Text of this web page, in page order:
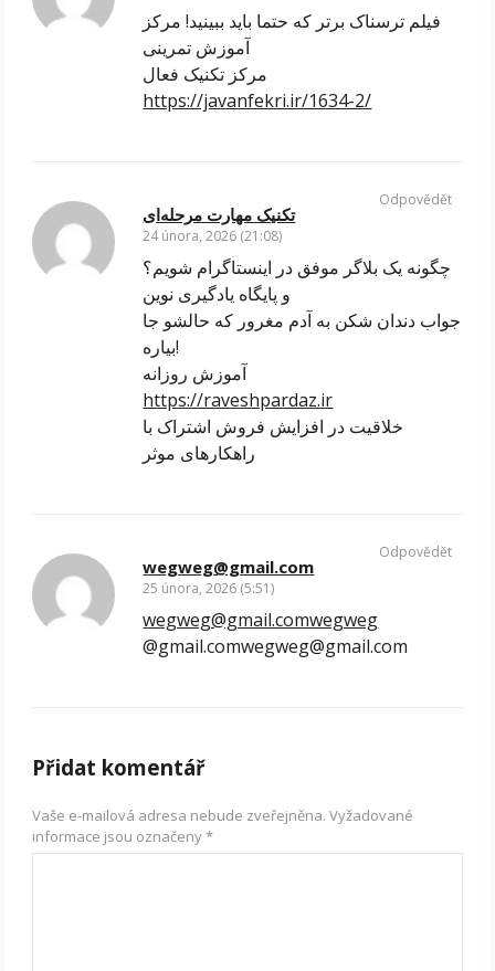
فیلم ترسناک برتر که حتما باید ببینید! مرکز
آموزش تمرینی
مرکز تکنیک فعال
https://javanfekri.ir/1634-2/
تکنیک مهارت مرحله‌ای
24 února, 2026 (21:08)
چگونه یک بلاگر موفق در اینستاگرام شویم؟
و پایگاه یادگیری نوین
جواب دندان شکن به آدم مغرور که حالشو جا
بیاره!
آموزش روزانه
https://raveshpardaz.ir
خلاقیت در افزایش فروش اشتراک با
راهکارهای موثر
Odpovědět
wegweg@gmail.com
25 února, 2026 (5:51)
wegweg@gmail.comwegweg
@gmail.comwegweg@gmail.com
Odpovědět
Přidat komentář
Vaše e-mailová adresa nebude zveřejněna. Vyžadované
informace jsou označeny*